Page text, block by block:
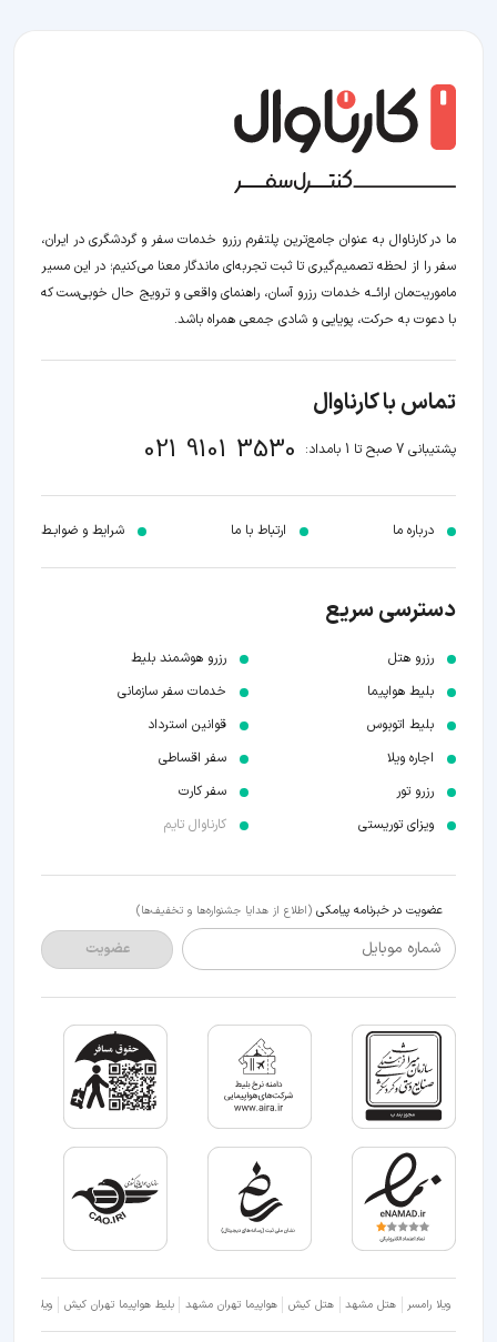
ما در کارناوال به عنوان جامع‌ترین پلتفرم رزرو خدمات سفر و گردشگری در ایران،
سفر را از لحظه‌ تصمیم‌گیری تا ثبت تجربه‌ای ماندگار معنا می‌کنیم؛ در این مسیر‍
ماموریت‌مان اراﺋــﻪ خدمات رزرو آسان، راهنمای واقعی و ترویج حال خوبی‌ست که
با دعوت به حرکت، پویایی و شادی جمعی همراه باشد.
تماس با کارناوال
پشتیبانی 7 صبح تا 1 بامداد: 021 9101 3530
درباره ما ارتباط با ما شرایط و ضوابـط
دسترسی سریع
رزرو هتل
بلیط هواپیما
بلیط اتوبوس
اجاره ویلا
رزرو تور
ویزای توریستی
رزرو هوشمند بلیط
خدمات سفر سازمانی
قوانین استرداد
سفر اقساطی
سفر کارت
کارناوال تایم
عضویت در خبرنامه پیامکی (اطلاع از هدایا جشنواره‌ها و تخفیف‌ها)
شماره موبایل عضویت
ویلا رامسر هتل مشهد هتل کیش هواپیما تهران مشهد بلیط هواپیما تهران کیش ویلا شمال